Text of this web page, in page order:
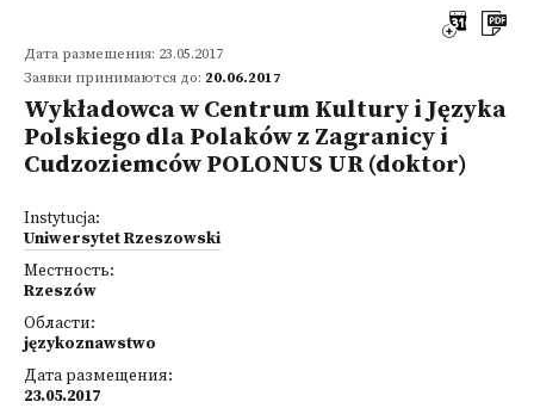
Дата размещения: 23.05.2017
Заявки принимаются до: 20.06.2017
Wykładowca w Centrum Kultury i Języka
Polskiego dla Polaków z Zagranicy i
Cudzoziemców POLONUS UR (doktor)
Instytucja:
Uniwersytet Rzeszowski
Местность:
Rzeszów
Области:
językoznawstwo
Дата размещения:
23.05.2017